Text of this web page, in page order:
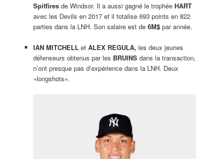
Spitfiresde Windsor. Il a aussi gagné le trophée HART
avec les Devils en 2017 et il totalise 693 points en 822
parties dans la LNH. Son salaire est de 6M$par année.
IAN MITCHELLet ALEX REGULA, les deux jeunes
défenseurs obtenus par les BRUINSdans la transaction,
n’ont presque pas d’expérience dans la LNH. Deux
«longshots».